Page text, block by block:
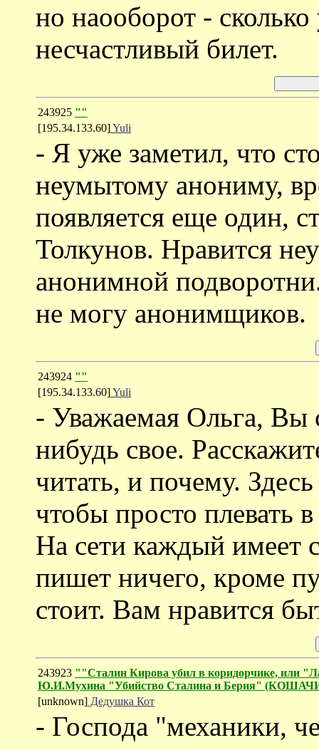
но наооборот -
несчастливый билет.
243925 ""
[195.34.133.60]Yuli
- Я уже заметил, что
неумытому анониму,
появляется еще один,
Толкунов. Нравится
анонимной
не могу анонимщиков.
243924 ""
[195.34.133.60]Yuli
- Уважаемая Ольга, Вы
нибудь свое.
читать, и почему.
чтобы просто плевать
На сети каждый имеет
пишет ничего, кроме
стоит. Вам нравится
243923 ""Сталин Кирова убил в коридорчике, или
Ю.И.Мухина "Убийство Сталина и Берия"
[unknown] Дедушка Кот
- Господа "механики,